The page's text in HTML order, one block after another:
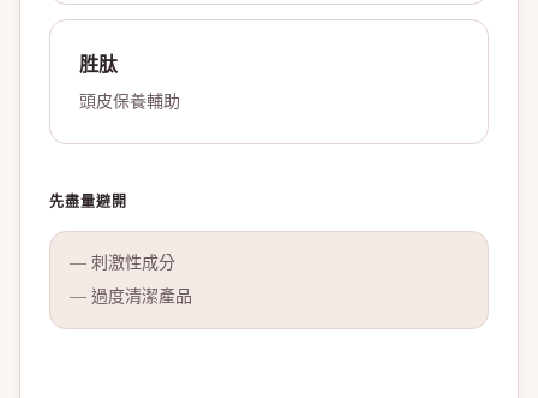
胜肽
頭皮保養輔助
先盡量避開
— 刺激性成分
— 過度清潔產品